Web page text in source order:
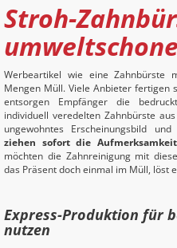
Stroh-
Werbeartikel wie eine Zahnbürste
Mengen Müll. Viele Anbieter fertigen
entsorgen Empfänger die
individuell veredelten Zahnbürste
ungewohntes Erscheinungsbild
ziehen sofort die
möchten die Zahnreinigung mit
das Präsent doch einmal im Müll, löst
Express-Produktion für
nutzen